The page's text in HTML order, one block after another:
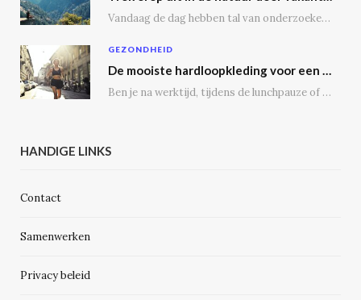
Vandaag de dag hebben tal van onderzoeken aangetoond dat vakantie vieren op een camping tal…
GEZONDHEID
De mooiste hardloopkleding voor een gezonde geest en voor de echte outdoor hardloper
Ben je na werktijd, tijdens de lunchpauze of in het weekend regelmatig op de weg,…
HANDIGE LINKS
Contact
Samenwerken
Privacy beleid